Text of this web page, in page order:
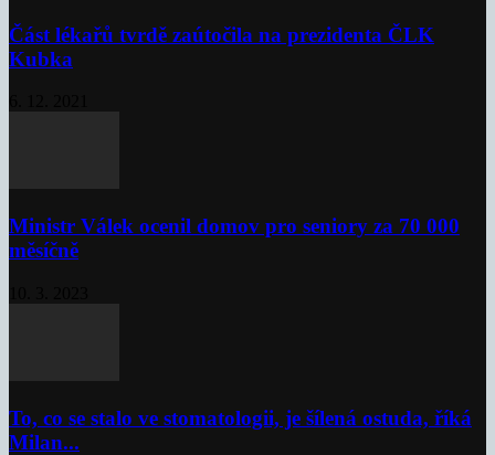
Část lékařů tvrdě zaútočila na prezidenta ČLK
Kubka
Ministr Válek ocenil domov pro seniory za 70 000
měsíčně
To, co se stalo ve stomatologii, je šílená ostuda, říká
Milan...